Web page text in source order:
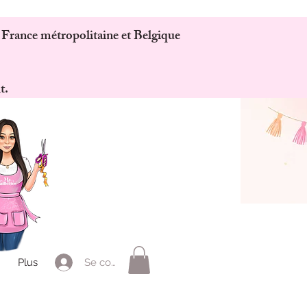
métropolitaine et Belgique
Se connecter
Plus